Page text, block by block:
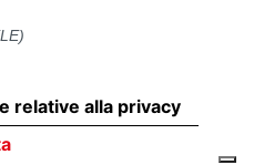
relative alla privacy